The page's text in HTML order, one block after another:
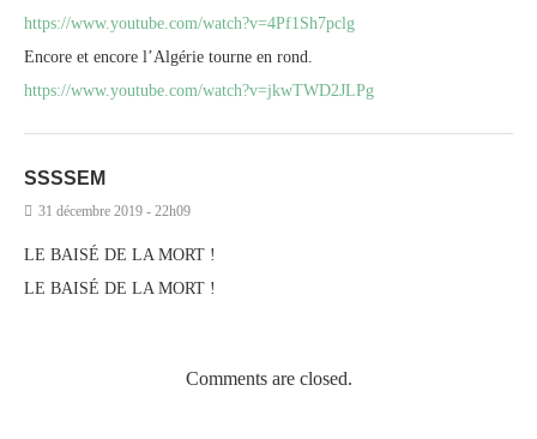
https://www.youtube.com/watch?v=4Pf1Sh7pclg
Encore et encore l’Algérie tourne en rond.
https://www.youtube.com/watch?v=jkwTWD2JLPg
SSSSEM
31 décembre 2019 - 22h09
LE BAISÉ DE LA MORT !
LE BAISÉ DE LA MORT !
Comments are closed.